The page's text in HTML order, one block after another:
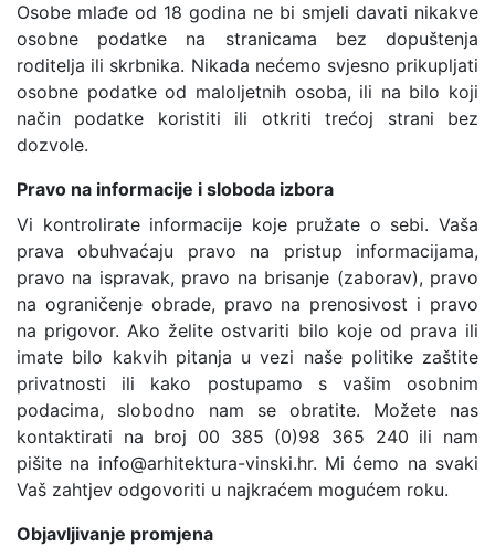
Osobe mlađe od 18 godina ne bi smjeli davati nikakve
osobne podatke na stranicama bez dopuštenja
roditelja ili skrbnika. Nikada nećemo svjesno prikupljati
osobne podatke od maloljetnih osoba, ili na bilo koji
način podatke koristiti ili otkriti trećoj strani bez
dozvole.
Pravo na informacije i sloboda izbora
Vi kontrolirate informacije koje pružate o sebi. Vaša
prava obuhvaćaju pravo na pristup informacijama,
pravo na ispravak, pravo na brisanje (zaborav), pravo
na ograničenje obrade, pravo na prenosivost i pravo
na prigovor. Ako želite ostvariti bilo koje od prava ili
imate bilo kakvih pitanja u vezi naše politike zaštite
privatnosti ili kako postupamo s vašim osobnim
podacima, slobodno nam se obratite. Možete nas
kontaktirati na broj 00 385 (0)98 365 240 ili nam
pišite na info@arhitektura-vinski.hr. Mi ćemo na svaki
Vaš zahtjev odgovoriti u najkraćem mogućem roku.
Objavljivanje promjena